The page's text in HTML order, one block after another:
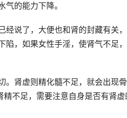
的能力下降。
经说了，大便也和肾的封藏有关
陷，如果女性手淫，使肾气不足
。肾虚则精化髓不足，就会出现
不足，需要注意自身是否有肾虚